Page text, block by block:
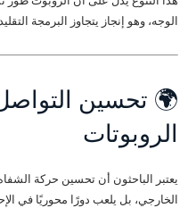
الوجه، وهو إنجاز يتجاوز البرمجة
🌍 تحسين
الروبوتات
يعتبر الباحثون أن تحسين حركة
الخارجي، بل يلعب دورًا محوريًا في